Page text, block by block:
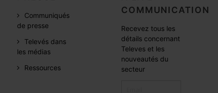
Communiqués
de presse
Televés dans
les médias
Ressources
COMMUNICATION
Recevez tous les
détails concernant
Televes et les
nouveautés du
secteur